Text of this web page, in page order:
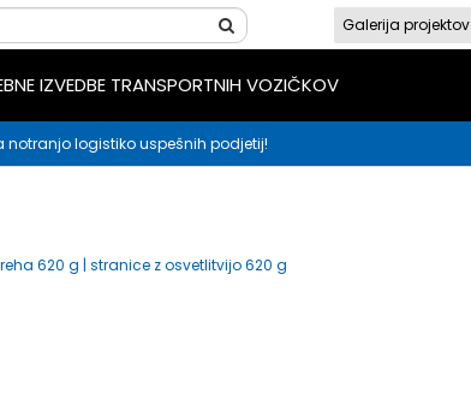
Galerija projektov
IZVEDBE TRANSPORTNIH VOZIČKOV
notranjo logistiko uspešnih podjetij!
620 g | stranice z osvetlitvijo 620 g